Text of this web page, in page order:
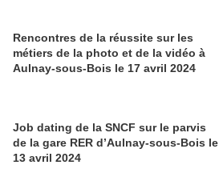
Rencontres de la réussite sur les
métiers de la photo et de la vidéo à
Aulnay-sous-Bois le 17 avril 2024
Job dating de la SNCF sur le parvis
de la gare RER d’Aulnay-sous-Bois le
13 avril 2024